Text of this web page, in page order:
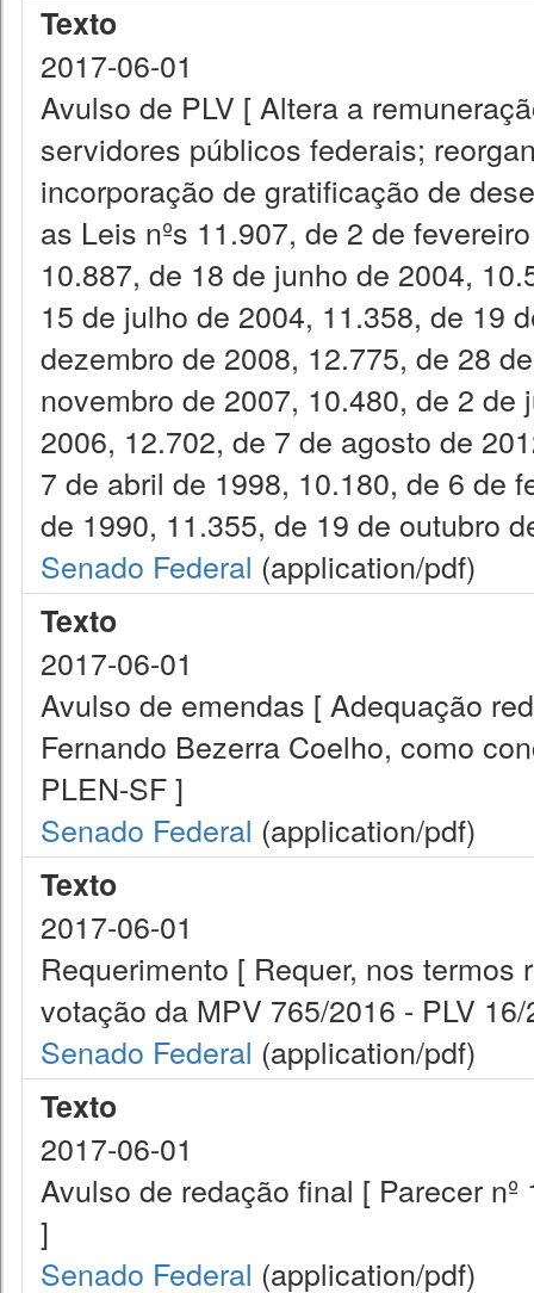
Texto
2017-06-01
Avulso de PLV [ Altera a
servidores públicos federais;
incorporação de gratificação de
as Leis nºs 11.907, de 2 de
10.887, de 18 de junho de 2004,
15 de julho de 2004, 11.358, de 19
dezembro de 2008, 12.775, de 28
novembro de 2007, 10.480, de 2
2006, 12.702, de 7 de agosto de
7 de abril de 1998, 10.180, de 6 de
de 1990, 11.355, de 19 de outubro
Senado Federal (application/pdf)
Texto
2017-06-01
Avulso de emendas [ Adequação
Fernando Bezerra Coelho, como
PLEN-SF ]
Senado Federal (application/pdf)
Texto
2017-06-01
Requerimento [ Requer, nos
votação da MPV 765/2016 - PLV
Senado Federal (application/pdf)
Texto
2017-06-01
Avulso de redação final [ Parecer
]
Senado Federal (application/pdf)